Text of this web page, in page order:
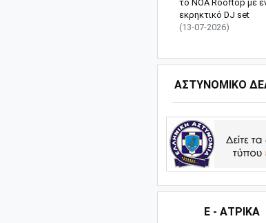
το NOA Rooftop με
εκρηκτικό DJ set
(13-07-2026)
ΑΣΤΥΝΟΜΙΚΟ
Ε - ΑΤΡΙΚΑ